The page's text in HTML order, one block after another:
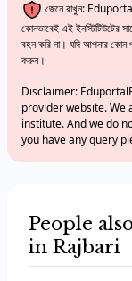
জেনে রাখুন:
কোনভাবেই এই ইনস্টিটিউটের
বহন করি না। যদি আপনার কোন
করুন।
Disclaimer:
provider website. We
institute. And we do
you have any query
People
in Rajbari